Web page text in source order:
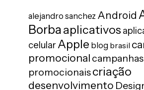
alejandro sanchez Android
Borbaaplicativos
celular Apple blog brasil
promocional campanhas
promocionaiscriação
desenvolvimento